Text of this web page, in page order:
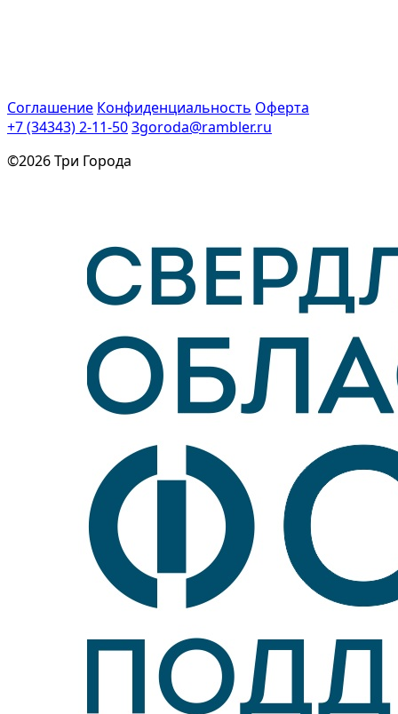
Соглашение Конфиденциальность Оферта
+7 (34343) 2-11-503goroda@rambler.ru
©2026 Три Города